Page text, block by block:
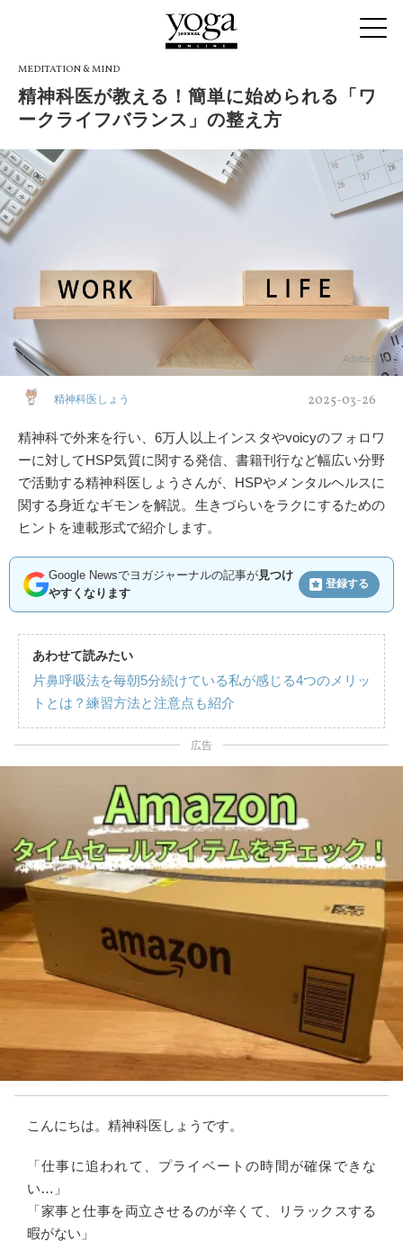
MEDITATION & MIND
精神科医が教える！簡単に始められる「ワ
ークライフバランス」の整え方
AdobeStock
精神科医しょう 2025-03-26
精神科で外来を行い、6万人以上インスタやvoicyのフォロワ
ーに対してHSP気質に関する発信、書籍刊行など幅広い分野
で活動する精神科医しょうさんが、HSPやメンタルヘルスに
関する身近なギモンを解説。生きづらいをラクにするための
ヒントを連載形式で紹介します。
Google Newsでヨガジャーナルの記事が見つけ
やすくなります
登録する
あわせて読みたい
片鼻呼吸法を毎朝5分続けている私が感じる4つのメリッ
トとは？練習方法と注意点も紹介
広告
こんにちは。精神科医しょうです。
「仕事に追われて、プライベートの時間が確保できな
い…」
「家事と仕事を両立させるのが辛くて、リラックスする
暇がない」